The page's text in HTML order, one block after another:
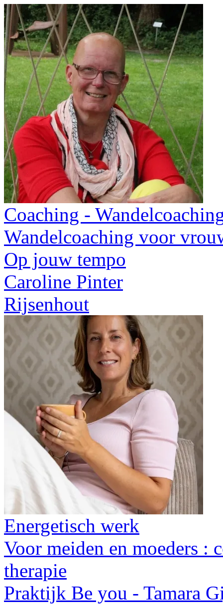
Coaching -
Wandelcoaching voor
Op jouw tempo
Caroline Pinter
Rijsenhout
Energetisch werk
Voor meiden en moeders :
therapie
Praktijk Be you - Tamara